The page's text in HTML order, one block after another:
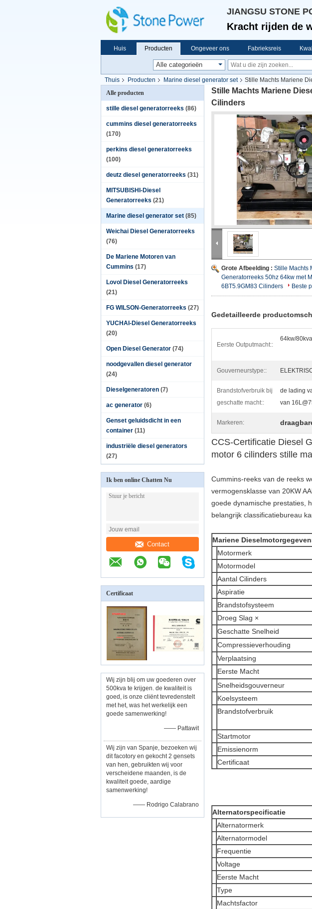
JIANGSU STONE
Kracht rijden de
Huis Producten Ongeveer ons Fabrieksreis
Thuis Producten Marine diesel generator set
Stille Machts Mariene
Alle producten
stille diesel generatorreeks (86)
cummins diesel generatorreeks
(170)
perkins diesel generatorreeks
(100)
deutz diesel generatorreeks (31)
MITSUBISHI-Diesel
Generatorreeks (21)
Marine diesel generator set (85)
Weichai Diesel Generatorreeks
(76)
De Mariene Motoren van
Cummins (17)
Lovol Diesel Generatorreeks
(21)
FG WILSON-Generatorreeks (27)
YUCHAI-Diesel Generatorreeks
(20)
Open Diesel Generator (74)
noodgevallen diesel generator
(24)
Dieselgeneratoren (7)
ac generator (6)
Genset geluidsdicht in een
container (11)
industriële diesel generators
(27)
Ik ben online Chatten Nu
Contact
Certificaat
Wij zijn blij om uw goederen over
500kva te krijgen. de kwaliteit is
goed, is onze cliënt tevredenstelt
met het, was het werkelijk een
goede samenwerking!
—— Pattawit
Wij zijn van Spanje, bezoeken wij
dit facotory en gekocht 2 gensets
van hen, gebruikten wij voor
verscheidene maanden, is de
kwaliteit goede, aardige
samenwerking!
—— Rodrigo Calabrano
Stille Machts Mariene
Cilinders
Grote Afbeelding : Stille Machts
Generatorreeks 50hz 64kw met
6BT5.9GM83 Cilinders
Beste
Gedetailleerde
Eerste Outputmacht::
64kw/80kva
Gouverneurstype::
Brandstofverbruik bij
geschatte macht::
de lading
van
Markeren:
CCS-Certificatie Diesel
motor 6 cilinders stille
Cummins-reeks van de reeks
vermogensklasse van 20KW
goede dynamische prestaties,
belangrijk classificatiebureau
Mariene
Motormerk
Motormodel
Aantal Cilinders
Aspiratie
Brandstofsysteem
Droeg Slag ×
Geschatte Snelheid
Compressieverhouding
Verplaatsing
Eerste Macht
Snelheidsgouverneur
Koelsysteem
Brandstofverbruik
Startmotor
Emissienorm
Certificaat
Alternatorspecificatie
Alternatormerk
Alternatormodel
Frequentie
Voltage
Eerste Macht
Type
Machtsfactor